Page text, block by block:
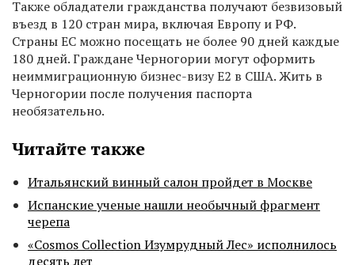
Также обладатели гражданства получают безвизовый
въезд в 120 стран мира, включая Европу и РФ.
Страны ЕС можно посещать не более 90 дней каждые
180 дней. Граждане Черногории могут оформить
неиммиграционную бизнес-визу E2 в США. Жить в
Черногории после получения паспорта
необязательно.
Читайте также
Итальянский винный салон пройдет в Москве
Испанские ученые нашли необычный фрагмент
черепа
«Cosmos Collection Изумрудный Лес» исполнилось
десять лет